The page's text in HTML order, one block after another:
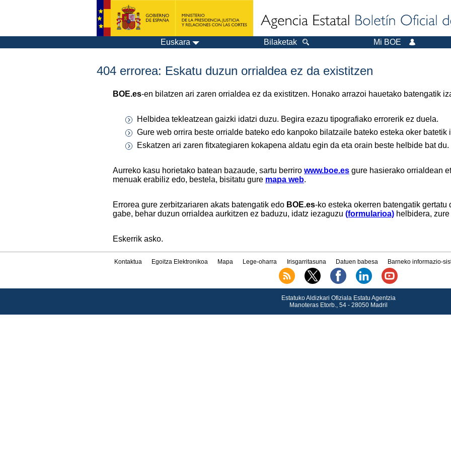
Euskara Bilaketak Mi BOE
404 errorea: Eskatu duzun orrialdea ez da existitzen
BOE.es-en bilatzen ari zaren orrialdea ez da existitzen. Honako arrazoi hauetako batengatik
Helbidea tekleatzean gaizki idatzi duzu. Begira ezazu tipografiako errorerik ez duela.
Gure web orrira beste orrialde bateko edo kanpoko bilatzaile bateko esteka oker batetik
Eskatzen ari zaren fitxategiaren kokapena aldatu egin da eta orain beste helbide bat du.
Aurreko kasu horietako batean bazaude, sartu berriro www.boe.es gure hasierako orrialdean
menuak erabiliz edo, bestela, bisitatu gure mapa web.
Errorea gure zerbitzariaren akats batengatik edo BOE.es-ko esteka okerren batengatik
gabe, behar duzun orrialdea aurkitzen ez baduzu, idatz iezaguzu (formularioa) helbidera,
Eskerrik asko.
Kontaktua Egoitza Elektronikoa Mapa Lege-oharra Irisgarritasuna Datuen babesa Barneko informazio-
Estatuko Aldizkari Ofiziala Estatu Agentzia
Manoteras Etorb., 54 - 28050 Madril